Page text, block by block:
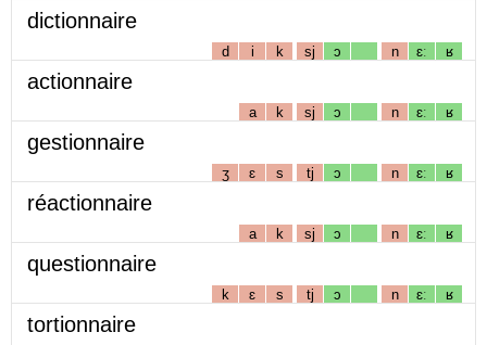
dictionnaire
d i k sj ɔ n ɛː ʁ
actionnaire
a k sj ɔ n ɛː ʁ
gestionnaire
ʒ ɛ s tj ɔ n ɛː ʁ
réactionnaire
a k sj ɔ n ɛː ʁ
questionnaire
k ɛ s tj ɔ n ɛː ʁ
tortionnaire